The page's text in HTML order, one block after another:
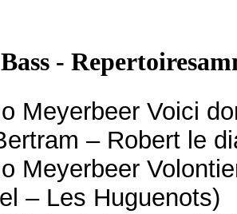
-
Meyerbeer Voici
– Robert le
Meyerbeer
– Les Huguenots)